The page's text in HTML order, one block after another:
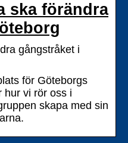
ska förändra
gångstråket i
för Göteborgs
hur vi rör oss i
skapa med sin